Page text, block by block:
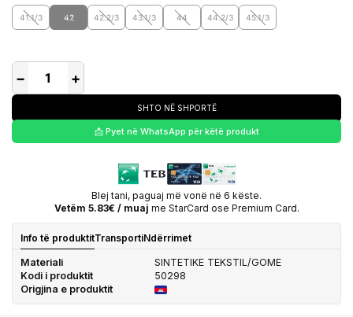
41.1/3 42 42.2/3 43.1/3 44 44.2/3 45.1/3
− +
SHTO NË SHPORTË
📩 Pyet në WhatsApp për këtë produkt
Blej tani, paguaj më vonë në 6 këste.
Vetëm 5.83€ / muaj me StarCard ose Premium Card.
Info të produktitTransportiNdërrimet
Materiali
SINTETIKE TEKSTIL/GOME
Kodi i produktit
50298
Origjina e produktit